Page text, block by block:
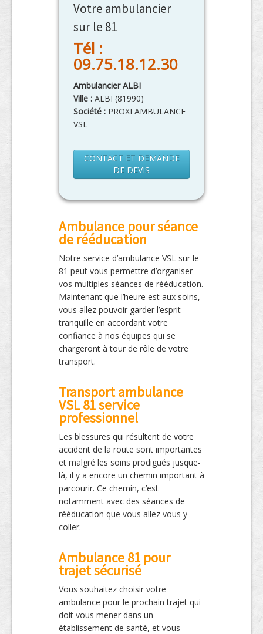
Votre ambulancier
sur le 81
Tél :
09.75.18.12.30
Ambulancier ALBI
Ville : ALBI (81990)
Société : PROXI AMBULANCE
VSL
CONTACT ET DEMANDE
DE DEVIS
Ambulance pour séance
de rééducation
Notre service d’ambulance VSL sur le
81 peut vous permettre d’organiser
vos multiples séances de rééducation.
Maintenant que l’heure est aux soins,
vous allez pouvoir garder l’esprit
tranquille en accordant votre
confiance à nos équipes qui se
chargeront à tour de rôle de votre
transport.
Transport ambulance
VSL 81 service
professionnel
Les blessures qui résultent de votre
accident de la route sont importantes
et malgré les soins prodigués jusque-
là, il y a encore un chemin important à
parcourir. Ce chemin, c’est
notamment avec des séances de
rééducation que vous allez vous y
coller.
Ambulance 81 pour
trajet sécurisé
Vous souhaitez choisir votre
ambulance pour le prochain trajet qui
doit vous mener dans un
établissement de santé, et vous